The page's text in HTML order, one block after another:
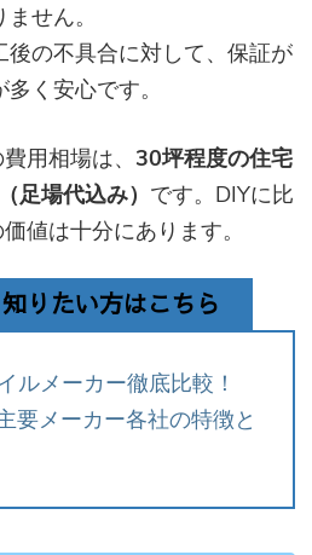
せん。
後の不具合に対して、保証が
く安心です。
用相場は、 30坪程度の住宅
足場代込み） です。DIYに比
値は十分にあります。
りたい方はこちら
ルメーカー徹底比較！
要メーカー各社の特徴と